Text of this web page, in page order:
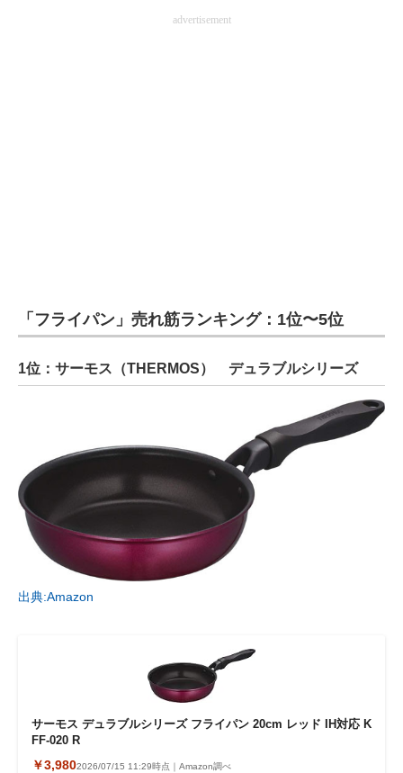
advertisement
「フライパン」売れ筋ランキング：1位〜5位
1位：サーモス（THERMOS） デュラブルシリーズ
出典:Amazon
サーモス デュラブルシリーズ フライパン 20cm レッド IH対応 K
FF-020 R
￥3,9802026/07/15 11:29時点｜Amazon調べ